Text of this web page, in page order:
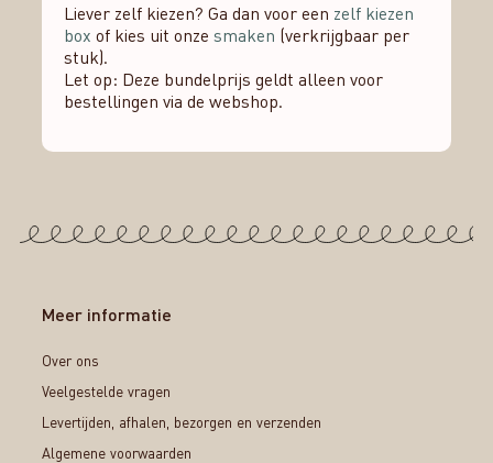
Liever zelf kiezen? Ga dan voor een zelf kiezen
box of kies uit onze smaken (verkrijgbaar per
stuk).
Let op: Deze bundelprijs geldt alleen voor
bestellingen via de webshop.
Meer informatie
Over ons
Veelgestelde vragen
Levertijden, afhalen, bezorgen en verzenden
Algemene voorwaarden